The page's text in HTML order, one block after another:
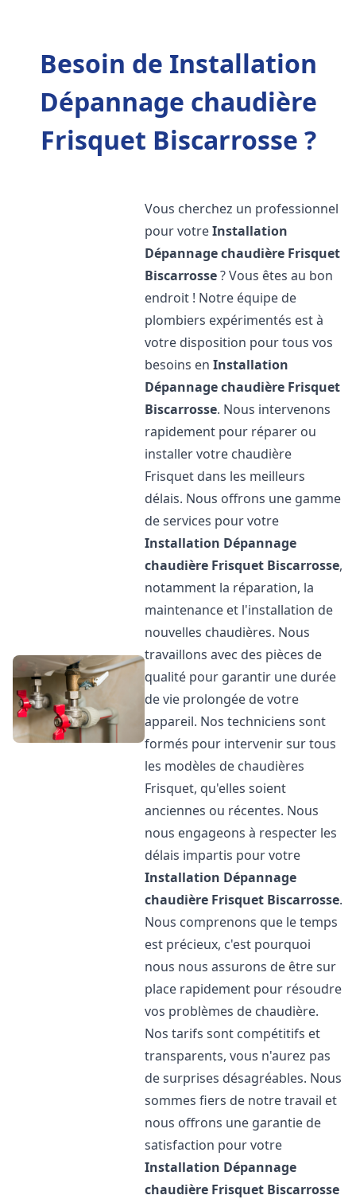
Besoin de Installation
Dépannage chaudière
Frisquet Biscarrosse ?
Vous cherchez un professionnel
pour votreInstallation
Dépannage chaudière Frisquet
Biscarrosse? Vous êtes au bon
endroit ! Notre équipe de
plombiers expérimentés est à
votre disposition pour tous vos
besoins enInstallation
Dépannage chaudière Frisquet
Biscarrosse. Nous intervenons
rapidement pour réparer ou
installer votre chaudière
Frisquet dans les meilleurs
délais. Nous offrons une gamme
de services pour votre
Installation Dépannage
chaudière Frisquet Biscarrosse,
notamment la réparation, la
maintenance et l'installation de
nouvelles chaudières. Nous
travaillons avec des pièces de
qualité pour garantir une durée
de vie prolongée de votre
appareil. Nos techniciens sont
formés pour intervenir sur tous
les modèles de chaudières
Frisquet, qu'elles soient
anciennes ou récentes. Nous
nous engageons à respecter les
délais impartis pour votre
Installation Dépannage
chaudière Frisquet Biscarrosse.
Nous comprenons que le temps
est précieux, c'est pourquoi
nous nous assurons de être sur
place rapidement pour résoudre
vos problèmes de chaudière.
Nos tarifs sont compétitifs et
transparents, vous n'aurez pas
de surprises désagréables. Nous
sommes fiers de notre travail et
nous offrons une garantie de
satisfaction pour votre
Installation Dépannage
chaudière Frisquet Biscarrosse